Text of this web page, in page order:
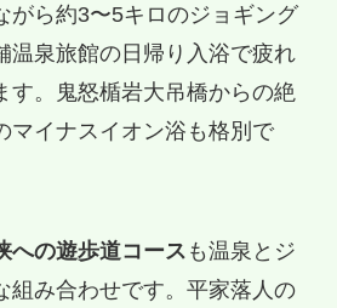
がら約3〜5キロのジョギング
温泉旅館の日帰り入浴で疲れ
す。鬼怒楯岩大吊橋からの絶
マイナスイオン浴も格別で
への遊歩道コース も温泉とジ
組み合わせです。平家落人の